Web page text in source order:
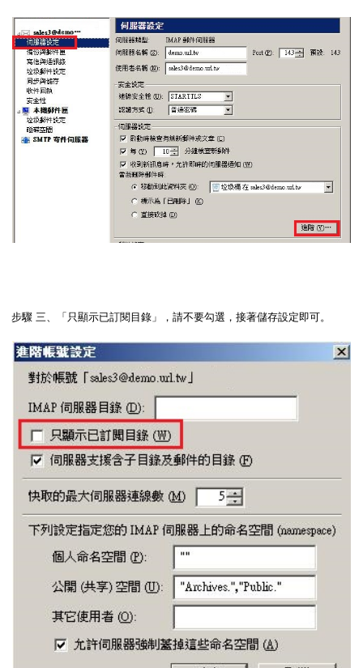
步驟 三、「只顯示已訂閱目錄」，請不要勾選，接著儲存設定即可。